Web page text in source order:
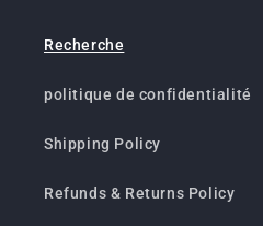
Recherche
politique de confidentialité
Shipping Policy
Refunds & Returns Policy